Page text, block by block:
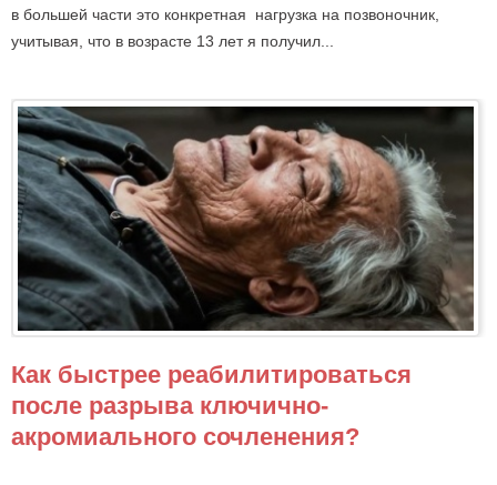
в большей части это конкретная нагрузка на позвоночник,
учитывая, что в возрасте 13 лет я получил...
Как быстрее реабилитироваться
после разрыва ключично-
акромиального сочленения?